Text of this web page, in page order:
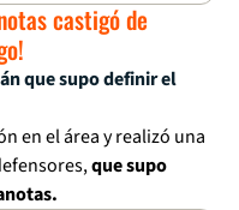
castigó de
que supo definir el
en el área y realizó una
que supo